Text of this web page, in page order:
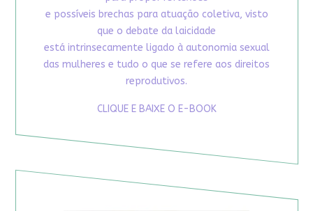
e possíveis brechas para atuação coletiva, visto
que o debate da laicidade
está intrinsecamente ligado à autonomia sexual
das mulheres e tudo o que se refere aos direitos
reprodutivos.
CLIQUE E BAIXE O E-BOOK